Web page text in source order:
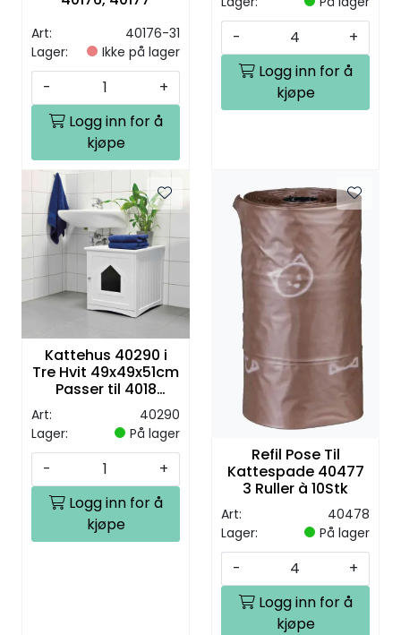
Art:
40176-31
Lager:
Ikke på lager
-
+
Logg inn for å
kjøpe
-
+
Logg inn for å
kjøpe
Kattehus 40290 i
Tre Hvit 49x49x51cm
Passer til 4018
Art:
40290
Lager:
På lager
-
+
Logg inn for å
kjøpe
Refil Pose Til
Kattespade 40477
3 Ruller à 10Stk
Art:
40478
Lager:
På lager
-
+
Logg inn for å
kjøpe